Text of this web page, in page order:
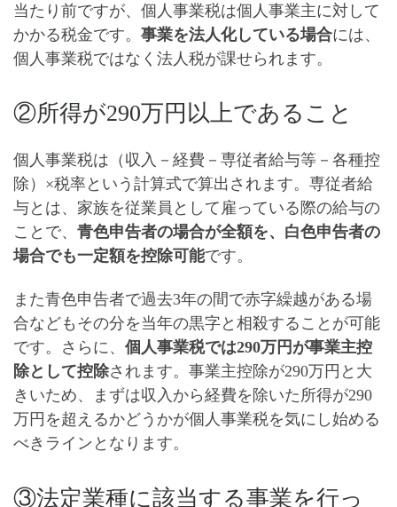
当たり前ですが、個人事業税は個人事業主に対して
かかる税金です。 事業を法人化している場合には、
個人事業税ではなく 法人税が課せられます。
②所得が290万円以上であること
個人事業税は （収入－経費－専従者給与等－各種控
除）×税率という計算式で算出されます。専従者給
与とは、家族を従業員として雇っている際の給与の
ことで、 青色申告者の場合が全額を、白色申告者の
場合でも一定額を控除可能です。
また青色申告者で過去3年の間で赤字繰越がある場
合などもその分を当年の黒字と相殺することが可能
です。さらに、 個人事業税では290万円が事業主控
除として控除されます。事業主控除が290万円と大
きいため、
まずは収入から経費を除いた所得が290
万円を超えるかどうかが個人事業税を気にし始める
べきライン となります。
③法定業種に該当する事業を行っ